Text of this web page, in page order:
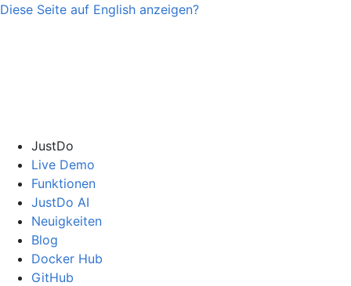
Diese Seite auf English anzeigen?
JustDo
Live Demo
Funktionen
JustDo AI
Neuigkeiten
Blog
Docker Hub
GitHub